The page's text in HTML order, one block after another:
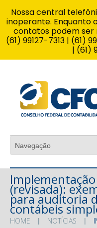
Implementação
(revisada):
para auditoria
contábeis
HOME NOTÍCIAS
Nossa central
inoperante. Enquanto
contatos podem ser
(61) 99127-7313 | (61)
| (61)